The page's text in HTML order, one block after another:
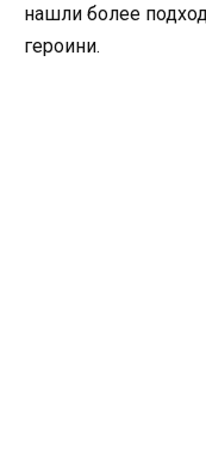
нашли более
героини.